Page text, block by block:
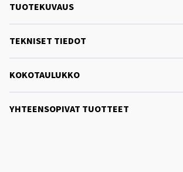
TUOTEKUVAUS
TEKNISET TIEDOT
KOKOTAULUKKO
YHTEENSOPIVAT TUOTTEET